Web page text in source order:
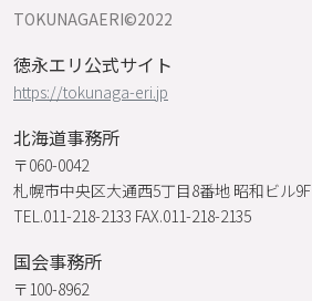
TOKUNAGAERI©️2022
徳永エリ公式サイト
https://tokunaga-eri.jp
北海道事務所
〒060-0042
札幌市中央区大通西5丁目8番地 昭和ビル9F
TEL.011-218-2133 FAX.011-218-2135
国会事務所
〒100-8962